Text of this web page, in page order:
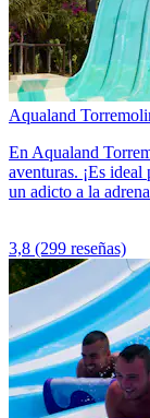
Aqualand
En Aqualand
aventuras. ¡Es
un adicto a la
3,8 (299 reseñas)